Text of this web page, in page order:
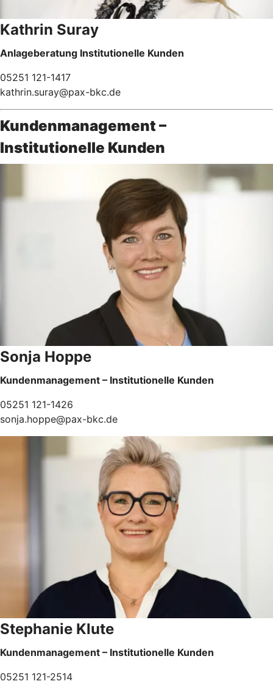
Kathrin Suray
Anlageberatung Institutionelle Kunden
05251 121-1417
kathrin.suray@pax-bkc.de
Kundenmanagement –
Institutionelle Kunden
Sonja Hoppe
Kundenmanagement – Institutionelle Kunden
05251 121-1426
sonja.hoppe@pax-bkc.de
Stephanie Klute
Kundenmanagement – Institutionelle Kunden
05251 121-2514